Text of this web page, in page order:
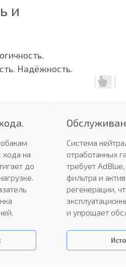
и
Надёжность.
хода на
до
Система
отработанных
требует
фильтра и
регенерации,
и упрощает